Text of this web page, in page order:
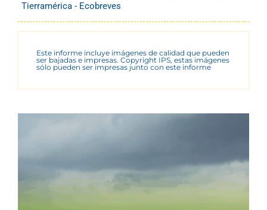
Tierramérica - Ecobreves
Este informe incluye imágenes de calidad que pueden
ser bajadas e impresas. Copyright IPS, estas imágenes
sólo pueden ser impresas junto con este informe